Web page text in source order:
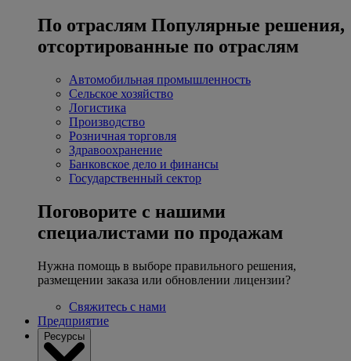
По отраслям Популярные решения,
отсортированные по отраслям
Автомобильная промышленность
Сельское хозяйство
Логистика
Производство
Розничная торговля
Здравоохранение
Банковское дело и финансы
Государственный сектор
Поговорите с нашими
специалистами по продажам
Нужна помощь в выборе правильного решения,
размещении заказа или обновлении лицензии?
Свяжитесь с нами
Предприятие
Ресурсы